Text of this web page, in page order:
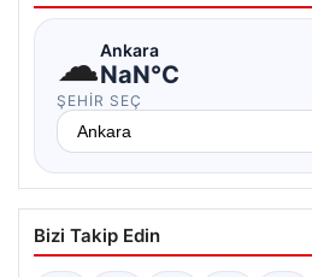
☁Ankara
NaN°C
ŞEHIR SEÇ
Bizi Takip Edin